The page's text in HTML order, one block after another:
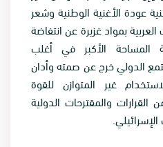
عودة الأغنية الوطنية وشعر
بمواد غزيرة عن انتفاضة
المساحة الأكبر في أغلب
الدولي خرج عن صمته وأدان
غير المتوازن للقوة
والمقترحات الدولية